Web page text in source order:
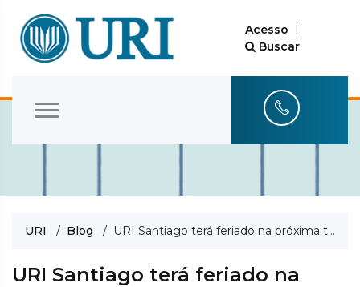
Acesso |
Buscar
URI / Blog / URI Santiago terá feriado na próxima terça-feira em razão do aniversário da instituição
URI Santiago terá feriado na